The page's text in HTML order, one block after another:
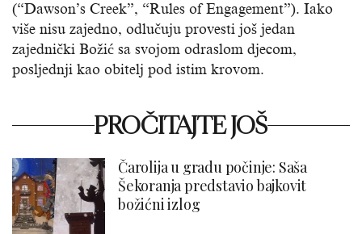
(“Dawson’s Creek”, “Rules of Engagement”). Iako
više nisu zajedno, odlučuju provesti još jedan
zajednički Božić sa svojom odraslom djecom,
posljednji kao obitelj pod istim krovom.
PROČITAJTE JOŠ
Čarolija u gradu počinje: Saša
Šekoranja predstavio bajkovit
božićni izlog